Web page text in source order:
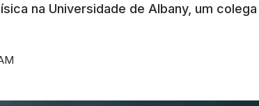
na Universidade de Albany, um